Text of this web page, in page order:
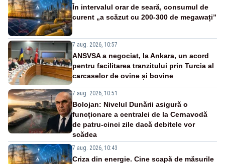
În intervalul orar de seară, consumul de
curent „a scăzut cu 200-300 de megawați”
7 aug. 2026, 10:57
ANSVSA a negociat, la Ankara, un acord
pentru facilitarea tranzitului prin Turcia al
carcaselor de ovine și bovine
7 aug. 2026, 10:51
Bolojan: Nivelul Dunării asigură o
funcționare a centralei de la Cernavodă
de patru-cinci zile dacă debitele vor
scădea
7 aug. 2026, 10:43
Criza din energie. Cine scapă de măsurile